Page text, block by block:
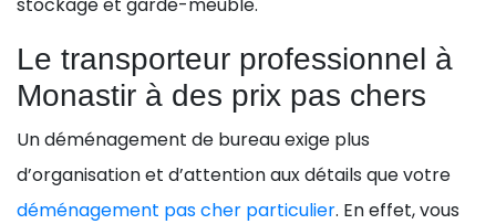
Le transporteur professionnel à
Monastir à des prix pas chers
Un déménagement de bureau exige plus
d’organisation et d’attention aux détails que votre
déménagement pas cher particulier. En effet, vous